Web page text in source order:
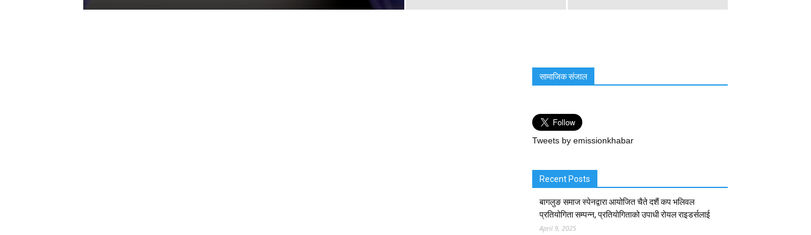
सामाजिक संजाल
Tweets by emissionkhabar
Recent Posts
बागलुङ समाज स्पेनद्वारा आयोजित चैते दशैं कप भलिवल
प्रतियोगिता सम्पन्न, प्रतियाेगिताको उपाधी रोयल राइडर्सलाई
April 9, 2025